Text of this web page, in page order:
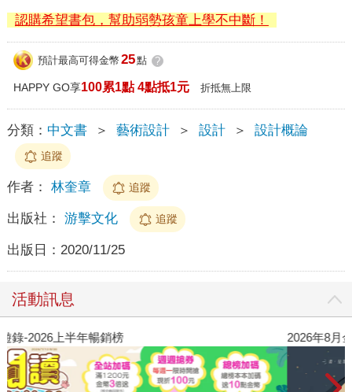
認購希望書包，幫助弱勢孩童上學不中斷！
預計最高可得金幣 25點 ?
HAPPY GO享100累1點 4點抵1元 折抵無上限
分類： 中文書 ＞ 藝術設計 ＞ 設計 ＞ 設計概論
追蹤
作者： 林奎章 追蹤
出版社： 游擊文化 追蹤
出版日： 2020/11/25
活動訊息
閱讀漫遊錄-2026上半年暢銷榜